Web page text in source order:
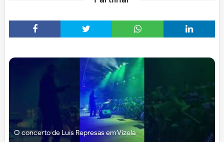
O concerto de Luís Represas em Vizela